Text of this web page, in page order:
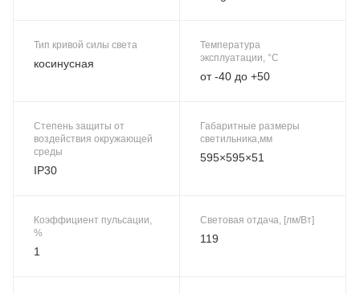
Тип кривой силы света
косинусная
Температура
эксплуатации, °C
от -40 до +50
Степень защиты от
воздействия окружающей
среды
IP30
Габаритные размеры
светильника,мм
595×595×51
Коэффициент пульсации,
%
1
Световая отдача, [лм/Вт]
119